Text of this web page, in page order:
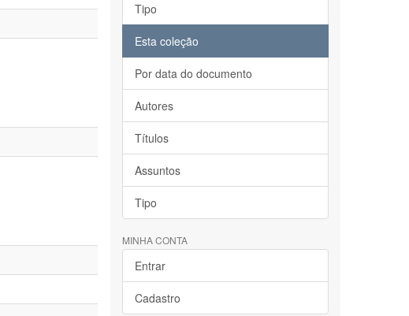
Tipo
Esta coleção
Por data do documento
Autores
Títulos
Assuntos
Tipo
MINHA CONTA
Entrar
Cadastro